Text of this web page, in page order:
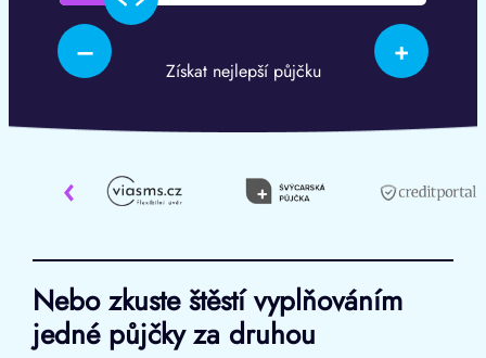
– +
Získat nejlepší půjčku
‹
Nebo zkuste štěstí vyplňováním
jedné půjčky za druhou